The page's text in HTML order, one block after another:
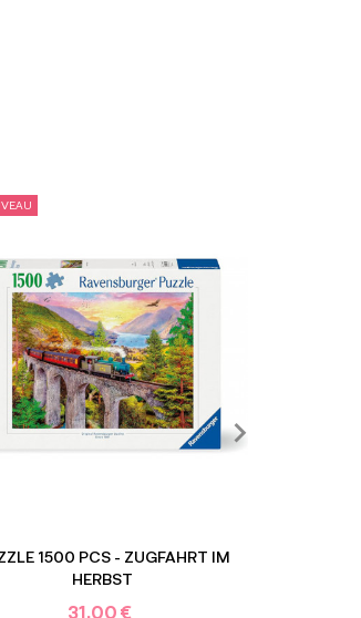
1500 PCS - ZUGFAHRT IM
HERBST
31,00 €